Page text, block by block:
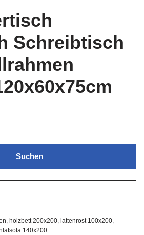
Schreibtisch
Suchen
, holzbett 200x200, lattenrost 100x200,
140x200